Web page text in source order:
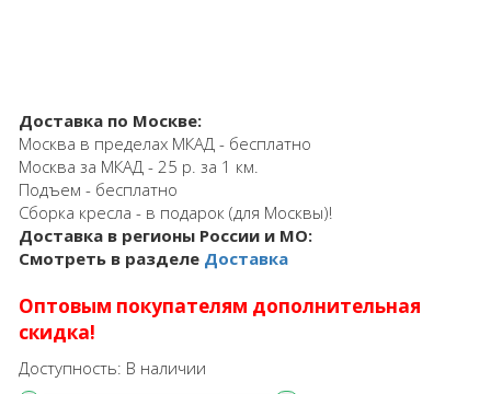
Доставка по Москве:
Москва в пределах МКАД - бесплатно
Москва за МКАД - 25 р. за 1 км.
Подъем - бесплатно
Сборка кресла - в подарок (для Москвы)!
Доставка в регионы России и МО:
Смотреть в разделе Доставка
Оптовым покупателям дополнительная
скидка!
Доступность: В наличии